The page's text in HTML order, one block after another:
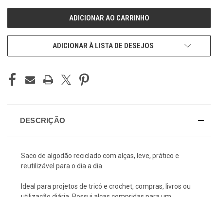
ADICIONAR À LISTA DE DESEJOS
DESCRIÇÃO
Saco de algodão reciclado com alças, leve, prático e
reutilizável para o dia a dia.
Ideal para projetos de tricô e crochet, compras, livros ou